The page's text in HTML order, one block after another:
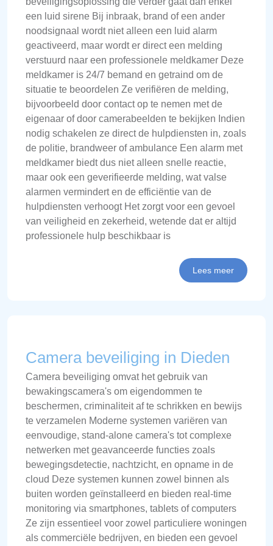
een luid sirene Bij inbraak, brand of een ander
noodsignaal wordt niet alleen een luid alarm
geactiveerd, maar wordt er direct een melding
verstuurd naar een professionele meldkamer Deze
meldkamer is 24/7 bemand en getraind om de
situatie te beoordelen Ze verifiëren de melding,
bijvoorbeeld door contact op te nemen met de
eigenaar of door camerabeelden te bekijken Indien
nodig schakelen ze direct de hulpdiensten in, zoals
de politie, brandweer of ambulance Een alarm met
meldkamer biedt dus niet alleen snelle reactie,
maar ook een geverifieerde melding, wat valse
alarmen vermindert en de efficiëntie van de
hulpdiensten verhoogt Het zorgt voor een gevoel
van veiligheid en zekerheid, wetende dat er altijd
professionele hulp beschikbaar is
Lees meer
Camera beveiliging in Dieden
Camera beveiliging omvat het gebruik van
bewakingscamera's om eigendommen te
beschermen, criminaliteit af te schrikken en bewijs
te verzamelen Moderne systemen variëren van
eenvoudige, stand-alone camera's tot complexe
netwerken met geavanceerde functies zoals
bewegingsdetectie, nachtzicht, en opname in de
cloud Deze systemen kunnen zowel binnen als
buiten worden geïnstalleerd en bieden real-time
monitoring via smartphones, tablets of computers
Ze zijn essentieel voor zowel particuliere woningen
als commerciële bedrijven, en bieden een gevoel